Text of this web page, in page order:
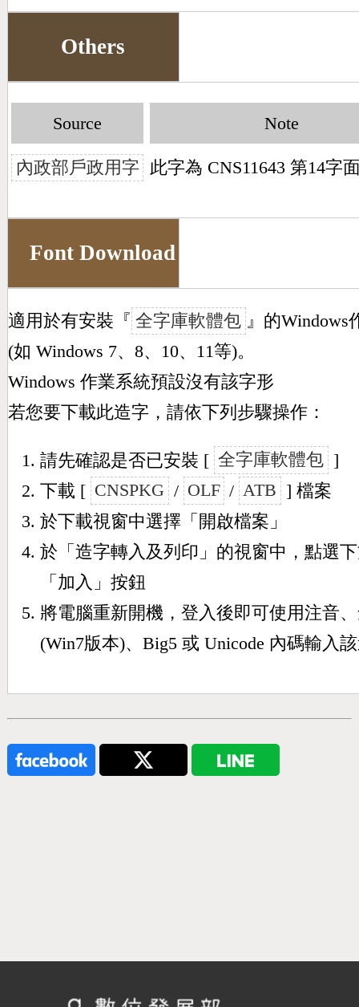
Others
Source
內政部戶政用字
Note
此字為 CNS11643 第14字
Font Download
適用於有安裝『 全字庫軟體包 』的Windows
(如 Windows 7、8、10、11等)。
Windows 作業系統預設沒有該字形
若您要下載此造字，請依下列步驟操作：
請先確認是否已安裝 [ 全字庫軟體包 ]
下載 [ CNSPKG / OLF / ATB ] 檔案
於下載視窗中選擇「開啟檔案」
於「造字轉入及列印」的視窗中，點選
「加入」按鈕
將電腦重新開機，登入後即可使用注音
(Win7版本)、Big5 或 Unicode 內碼輸入